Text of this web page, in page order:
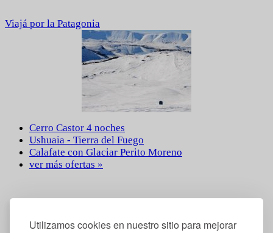
Utilizamos cookies en nuestro sitio para mejorar
Viajá por la Patagonia
Cerro Castor 4 noches
Ushuaia - Tierra del Fuego
Calafate con Glaciar Perito Moreno
ver más ofertas »